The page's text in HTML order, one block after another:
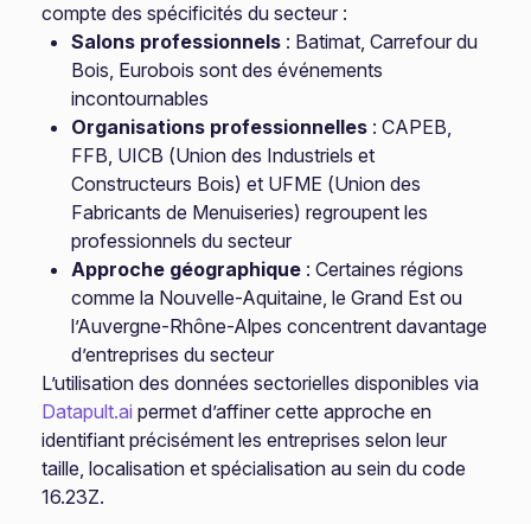
compte des spécificités du secteur :
Salons professionnels : Batimat, Carrefour du
Bois, Eurobois sont des événements
incontournables
Organisations professionnelles : CAPEB,
FFB, UICB (Union des Industriels et
Constructeurs Bois) et UFME (Union des
Fabricants de Menuiseries) regroupent les
professionnels du secteur
Approche géographique : Certaines régions
comme la Nouvelle-Aquitaine, le Grand Est ou
l’Auvergne-Rhône-Alpes concentrent davantage
d’entreprises du secteur
L’utilisation des données sectorielles disponibles via
Datapult.ai permet d’affiner cette approche en
identifiant précisément les entreprises selon leur
taille, localisation et spécialisation au sein du code
16.23Z.